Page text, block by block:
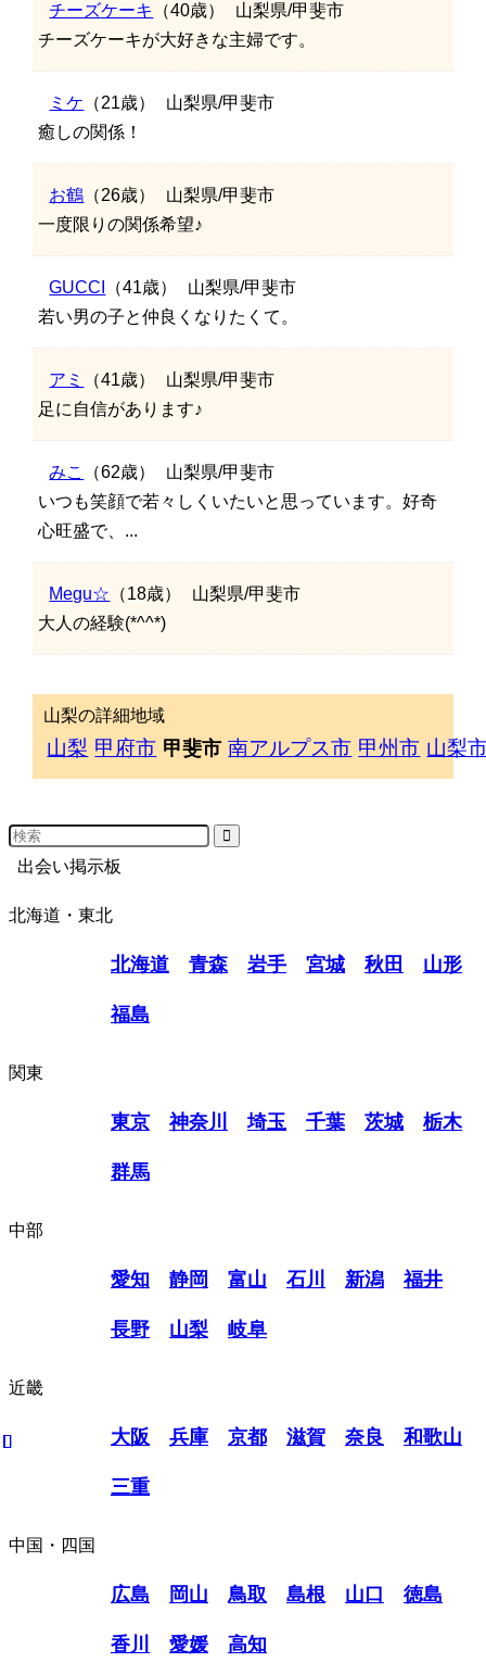
チーズケーキ （40歳）
山梨県/甲斐市
チーズケーキが大好きな主婦です。
ミケ （21歳）
山梨県/甲斐市
癒しの関係！
お鶴 （26歳）
山梨県/甲斐市
一度限りの関係希望♪
GUCCI （41歳）
山梨県/甲斐市
若い男の子と仲良くなりたくて。
アミ （41歳）
山梨県/甲斐市
足に自信があります♪
みこ （62歳）
山梨県/甲斐市
いつも笑顔で若々しくいたいと思っています。好奇
心旺盛で、...
Megu☆ （18歳）
山梨県/甲斐市
大人の経験(*^^*)
山梨の詳細地域
山梨 甲府市 甲斐市 南アルプス市 甲州市 山梨
出会い掲示板
北海道・東北
北海道 青森 岩手 宮城 秋田 山形
福島
関東
東京 神奈川 埼玉 千葉 茨城 栃木
群馬
中部
愛知 静岡 富山 石川 新潟 福井
長野 山梨 岐阜
近畿
大阪 兵庫 京都 滋賀 奈良 和歌山
三重
中国・四国
広島 岡山 鳥取 島根 山口 徳島
香川 愛媛 高知